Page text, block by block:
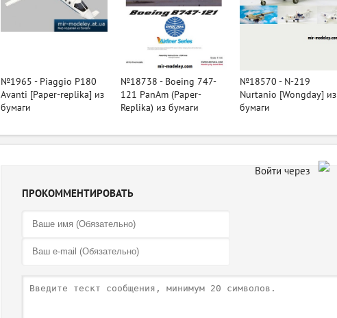
№1965 - Piaggio P180
Avanti [Paper-replika] из
бумаги
№18738 - Boeing 747-
121 PanAm (Paper-
Replika) из бумаги
№18570 - N-219
Nurtanio [Wongday] из
бумаги
ПРОКОММЕНТИРОВАТЬ